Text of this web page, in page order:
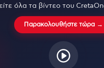
όλα τα βίντεο του
Παρακολουθήστε τώρα →